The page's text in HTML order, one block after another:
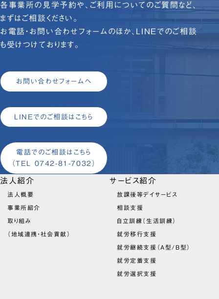
各事業所の見学予約や、ご利用についてのご質問など、
まずはご相談ください。
お電話・お問い合わせフォームのほか、LINEでのご相談
も受けつけております。
お問い合わせフォームへ
LINEでのご相談はこちら
電話でのご相談はこちら
（TEL 0742-81-7032）
法人紹介
法人概要
事業所紹介
取り組み
（地域連携・社会貢献）
サービス紹介
放課後等デイサービス
相談支援
自立訓練（生活訓練）
就労移行支援
就労継続支援（A型/B型）
就労定着支援
就労選択支援